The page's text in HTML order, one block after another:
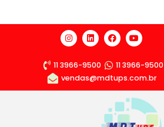
11 3966-9500
11 3966-9500
vendas@mdtups.com.br